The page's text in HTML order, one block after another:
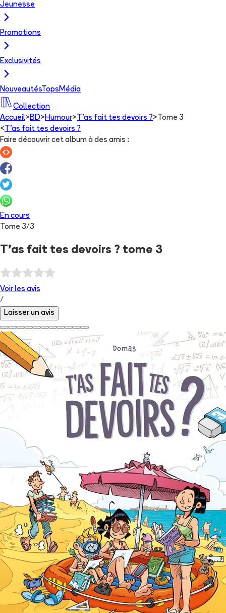
Jeunesse
Promotions
Exclusivités
NouveautésTops Média
Collection
Accueil> BD> Humour> T'as fait tes devoirs ?> Tome 3
< T'as fait tes devoirs ?
Faire découvrir cet album à des amis :
En cours
Tome 3/3
T'as fait tes devoirs ? tome 3
Voir les avis
/
Laisser un avis